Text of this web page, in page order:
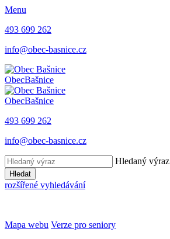
Menu
493 699 262
info@obec-basnice.cz
ObecBašnice
ObecBašnice
493 699 262
info@obec-basnice.cz
Hledaný výraz
Hledat
rozšířené vyhledávání
Mapa webu Verze pro seniory